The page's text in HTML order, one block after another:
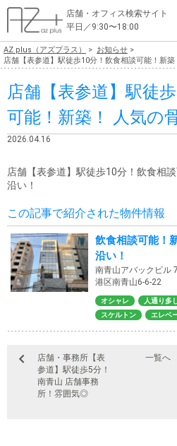
店舗・オフィス検索サイト
平日／9:30〜18:00
物件総合検索
エリアで探す
業種で探す
賃料から探す
こだわりで探す
店舗・オフィス物件を探す
テナントビルオーナー様へ
店舗・オフィスの内装会社を探す
AZ plus（アズプラス）
お知らせ
店舗【表参道】駅徒歩10分！飲食相談可能！新築
店舗【表参道】駅徒
可能！新築！ 人気の
2026.04.16
店舗【表参道】駅徒歩10分！飲食相
沿い！
この記事で紹介された物件情報
飲食相談可能！
沿い！
南青山アバックビル
港区南青山6-6-22
オシャレ 人通り多
スケルトン
エレベ
店舗・事務所【表
参道】駅徒歩5分！
南青山 店舗事務
所！雰囲気◎
一覧へ